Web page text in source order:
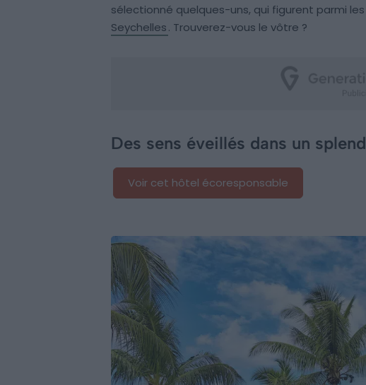
sélectionné quelques-uns, qui figurent parmi les
Seychelles. Trouverez-vous le vôtre ?
Des sens éveillés dans un
Voir cet hôtel écoresponsable